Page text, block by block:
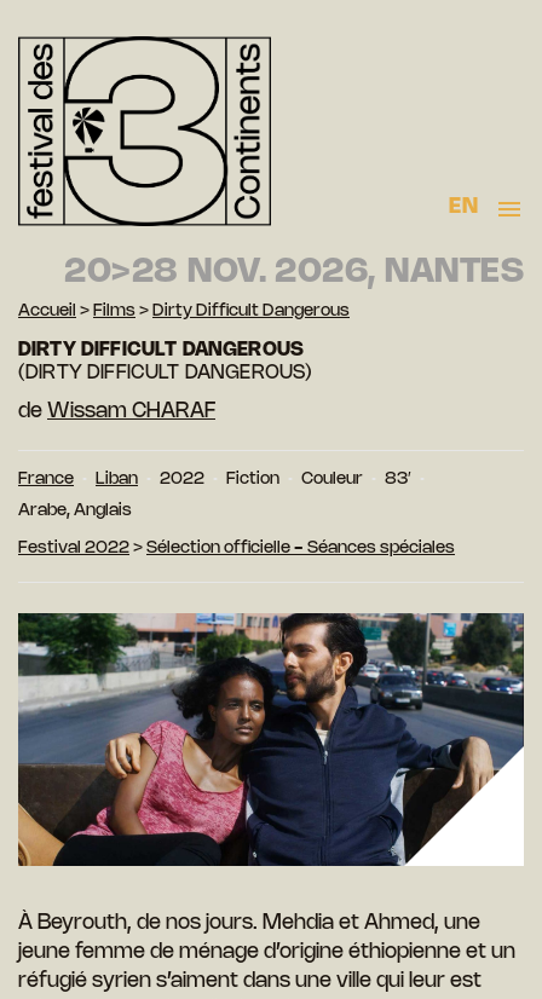
EN
20>28 NOV. 2026, NANTES
Accueil > Films > Dirty Difficult Dangerous
DIRTY DIFFICULT DANGEROUS
(DIRTY DIFFICULT DANGEROUS)
de Wissam CHARAF
France Liban 2022 Fiction Couleur
83′
Arabe, Anglais
Festival 2022 > Sélection officielle - Séances spéciales
À Beyrouth, de nos jours. Mehdia et Ahmed, une
jeune femme de ménage d’origine éthiopienne et un
réfugié syrien s’aiment dans une ville qui leur est